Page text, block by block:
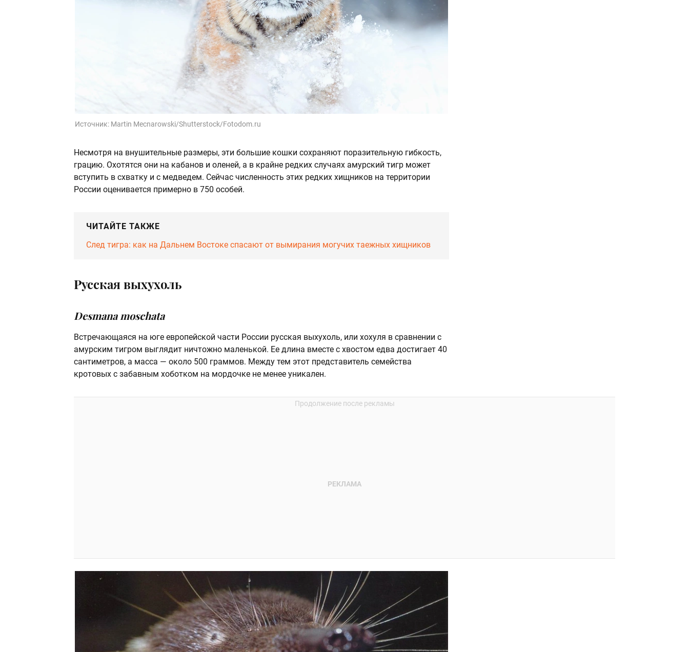
Источник: Martin Mecnarowski/Shutterstock/Fotodom.ru
Несмотря на внушительные размеры, эти большие кошки сохраняют поразительную гибкость,
грацию. Охотятся они на кабанов и оленей, а в крайне редких случаях амурский тигр может
вступить в схватку и с медведем. Сейчас численность этих редких хищников на территории
России оценивается примерно в 750 особей.
ЧИТАЙТЕ ТАКЖЕ
След тигра: как на Дальнем Востоке спасают от вымирания могучих таежных хищников
Русская выхухоль
Desmana moschata
Встречающаяся на юге европейской части России русская выхухоль, или хохуля в сравнении с
амурским тигром выглядит ничтожно маленькой. Ее длина вместе с хвостом едва достигает 40
сантиметров, а масса — около 500 граммов. Между тем этот представитель семейства
кротовых с забавным хоботком на мордочке не менее уникален.